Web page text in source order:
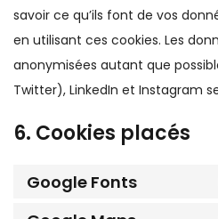
savoir ce qu’ils font de vos
en utilisant ces cookies. Les
anonymisées autant que
Twitter), LinkedIn et Instagram
6. Cookies placés
Google Fonts